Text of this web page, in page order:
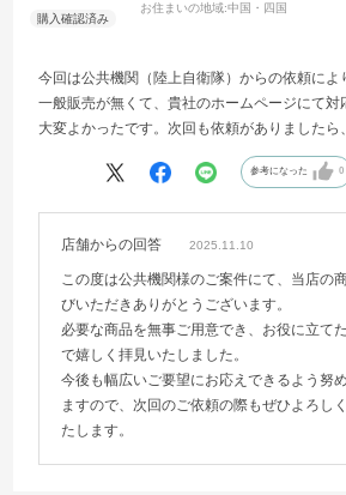
お住まいの地域:中国・四国
今回は公共機関（陸上自衛隊）からの依頼によ
一般販売が無くて、貴社のホームページにて対
大変よかったです。次回も依頼がありましたら
参考になった 0
店舗からの回答 2025.11.10
この度は公共機関様のご案件にて、当店の
びいただきありがとうございます。
必要な商品を無事ご用意でき、お役に立て
で嬉しく拝見いたしました。
今後も幅広いご要望にお応えできるよう努
ますので、次回のご依頼の際もぜひよろし
たします。